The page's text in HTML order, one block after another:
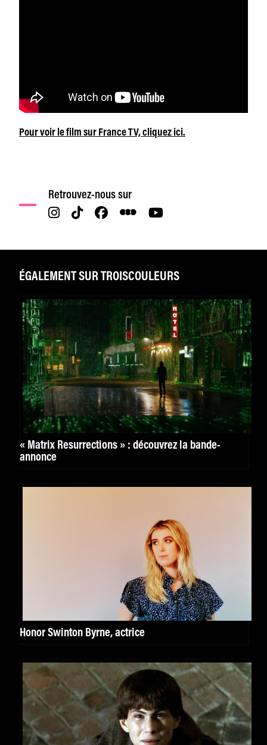
Pour voir le film sur France TV, cliquez ici.
Retrouvez-nous sur
ÉGALEMENT SUR TROISCOULEURS
« Matrix Resurrections » : découvrez la bande-
annonce
Honor Swinton Byrne, actrice